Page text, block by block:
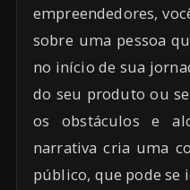
empreendedores,
sobre uma pessoa
no início de sua
do seu produto ou
os obstáculos e
narrativa cria uma
público, que pode se